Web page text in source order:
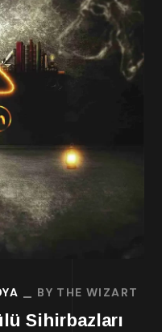
BY THE WIZART
Sihirbazları